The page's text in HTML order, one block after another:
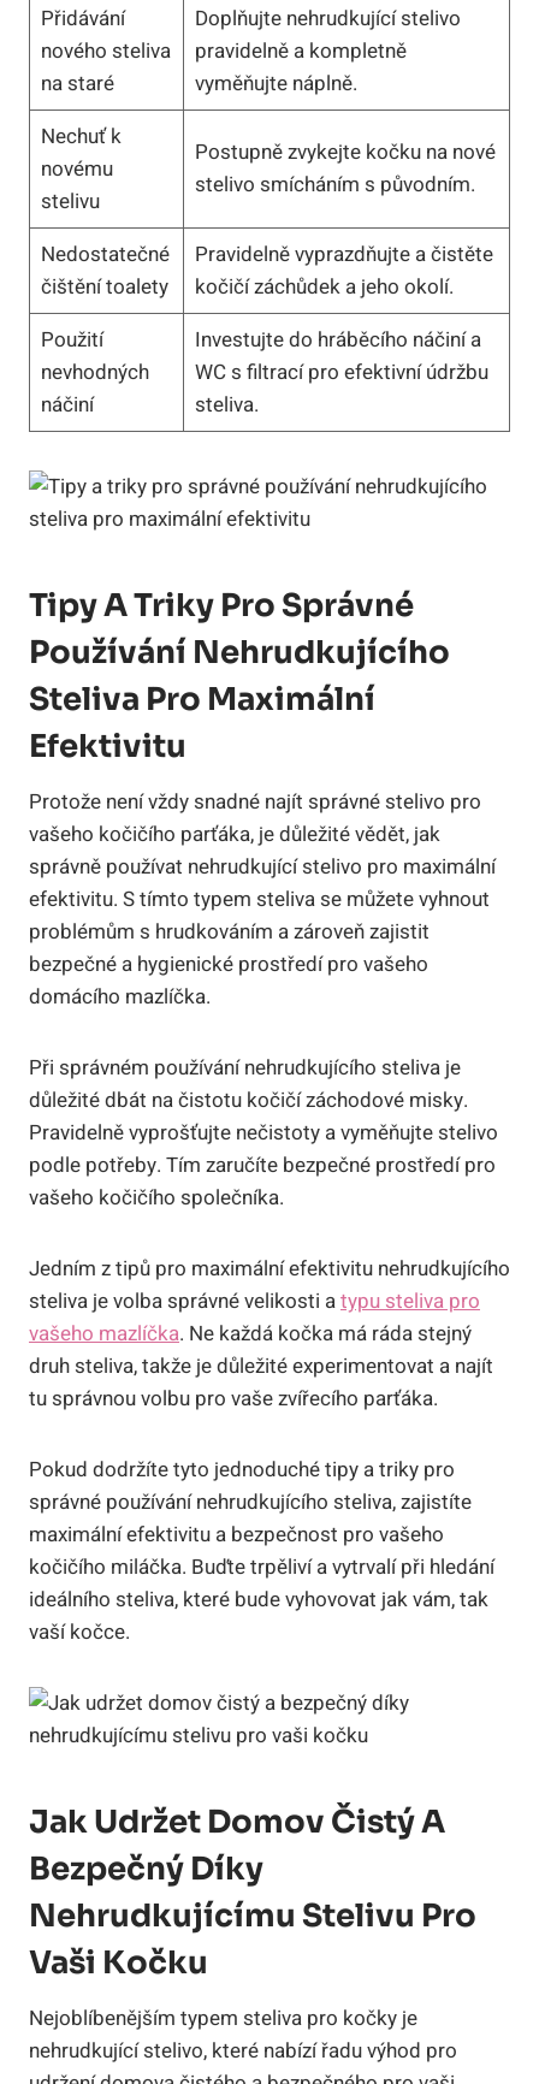
Přidávání
nového steliva
na staré
Doplňujte nehrudkující stelivo
pravidelně a kompletně
vyměňujte náplně.
Nechuť k
novému
stelivu
Postupně zvykejte kočku na nové
stelivo smícháním s původním.
Nedostatečné
čištění toalety
Pravidelně vyprazdňujte a čistěte
kočičí záchůdek a jeho okolí.
Použití
nevhodných
náčiní
Investujte do hráběcího náčiní a
WC s filtrací pro efektivní údržbu
steliva.
Tipy A Triky Pro Správné
Používání Nehrudkujícího
Steliva Pro Maximální
Efektivitu
Protože není vždy snadné najít správné stelivo pro
vašeho kočičího parťáka, je důležité vědět, jak
správně používat nehrudkující stelivo pro maximální
efektivitu. S tímto typem steliva se můžete vyhnout
problémům s hrudkováním a zároveň zajistit
bezpečné a hygienické prostředí pro vašeho
domácího mazlíčka.
Při správném používání nehrudkujícího steliva je
důležité dbát na čistotu kočičí záchodové misky.
Pravidelně vyprošťujte nečistoty a vyměňujte stelivo
podle potřeby. Tím zaručíte bezpečné prostředí pro
vašeho kočičího společníka.
Jedním z tipů pro maximální efektivitu nehrudkujícího
steliva je volba správné velikosti atypu steliva pro
vašeho mazlíčka. Ne každá kočka má ráda stejný
druh steliva, takže je důležité experimentovat a najít
tu správnou volbu pro vaše zvířecího parťáka.
Pokud dodržíte tyto jednoduché tipy a triky pro
správné používání nehrudkujícího steliva, zajistíte
maximální efektivitu a bezpečnost pro vašeho
kočičího miláčka. Buďte trpěliví a vytrvalí při hledání
ideálního steliva, které bude vyhovovat jak vám, tak
vaší kočce.
Jak Udržet Domov Čistý A
Bezpečný Díky
Nehrudkujícímu Stelivu Pro
Vaši Kočku
Nejoblíbenějším typem steliva pro kočky je
nehrudkující stelivo, které nabízí řadu výhod pro